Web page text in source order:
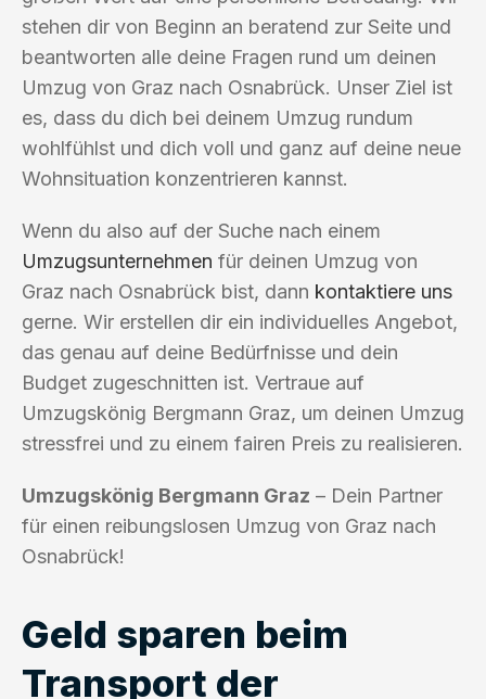
stehen dir von Beginn an beratend zur Seite und
beantworten alle deine Fragen rund um deinen
Umzug von Graz nach Osnabrück. Unser Ziel ist
es, dass du dich bei deinem Umzug rundum
wohlfühlst und dich voll und ganz auf deine neue
Wohnsituation konzentrieren kannst.
Wenn du also auf der Suche nach einem
Umzugsunternehmen für deinen Umzug von
Graz nach Osnabrück bist, dann kontaktiere uns
gerne. Wir erstellen dir ein individuelles Angebot,
das genau auf deine Bedürfnisse und dein
Budget zugeschnitten ist. Vertraue auf
Umzugskönig Bergmann Graz, um deinen Umzug
stressfrei und zu einem fairen Preis zu realisieren.
Umzugskönig Bergmann Graz – Dein Partner
für einen reibungslosen Umzug von Graz nach
Osnabrück!
Geld sparen beim
Transport der